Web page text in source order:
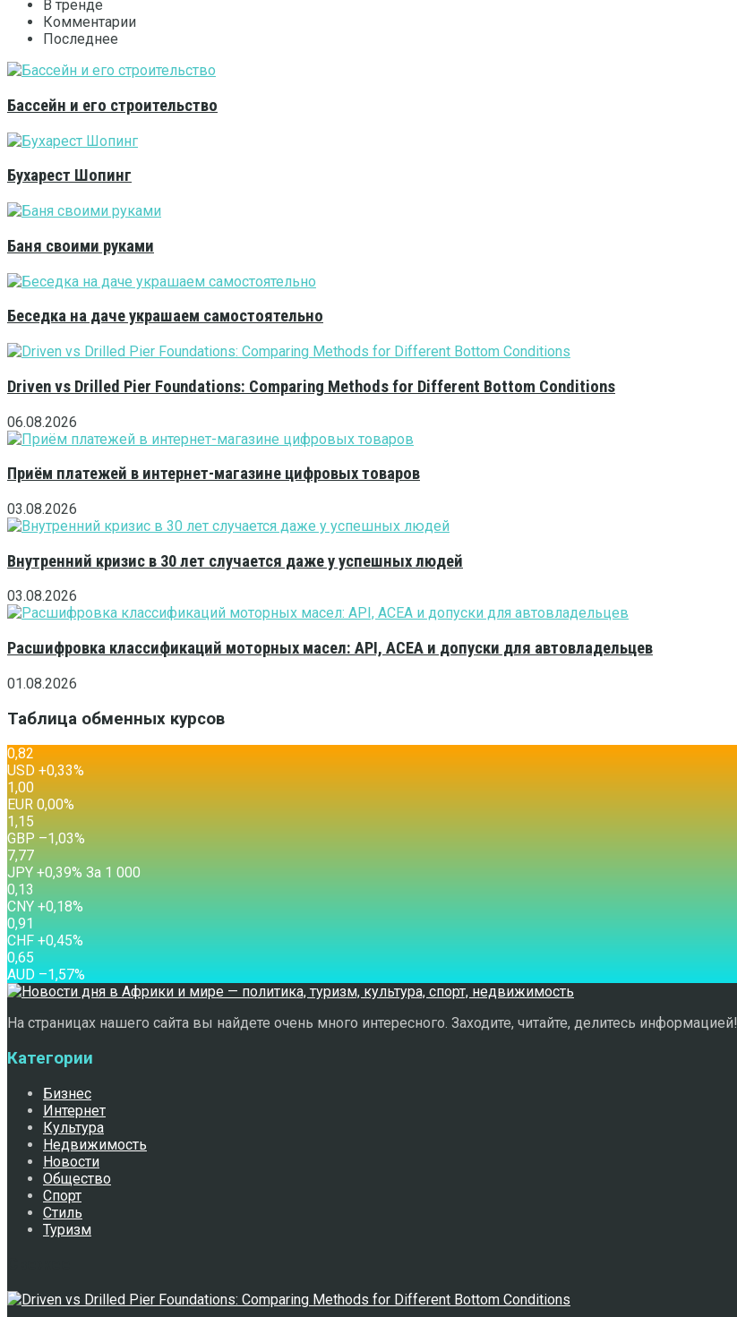
В тренде
Комментарии
Последнее
Бассейн и его строительство
Бухарест Шопинг
Баня своими руками
Беседка на даче украшаем самостоятельно
Driven vs Drilled Pier Foundations: Comparing Methods for Different Bottom Conditions
06.08.2026
Приём платежей в интернет-магазине цифровых товаров
03.08.2026
Внутренний кризис в 30 лет случается даже у успешных людей
03.08.2026
Расшифровка классификаций моторных масел: API, ACEA и допуски для автовладельцев
01.08.2026
Таблица обменных курсов
0,82
USD +0,33%
1,00
EUR 0,00%
1,15
GBP –1,03%
7,77
JPY +0,39% За 1 000
0,13
CNY +0,18%
0,91
CHF +0,45%
0,65
AUD –1,57%
На страницах нашего сайта вы найдете очень много интересного. Заходите, читайте, делитесь информацией!
Категории
Бизнес
Интернет
Культура
Недвижимость
Новости
Общество
Спорт
Стиль
Туризм